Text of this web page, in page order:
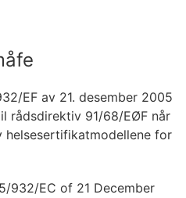
EF av 21. desember 2005
rådsdirektiv 91/68/EØF når
for
932/EC of 21 December